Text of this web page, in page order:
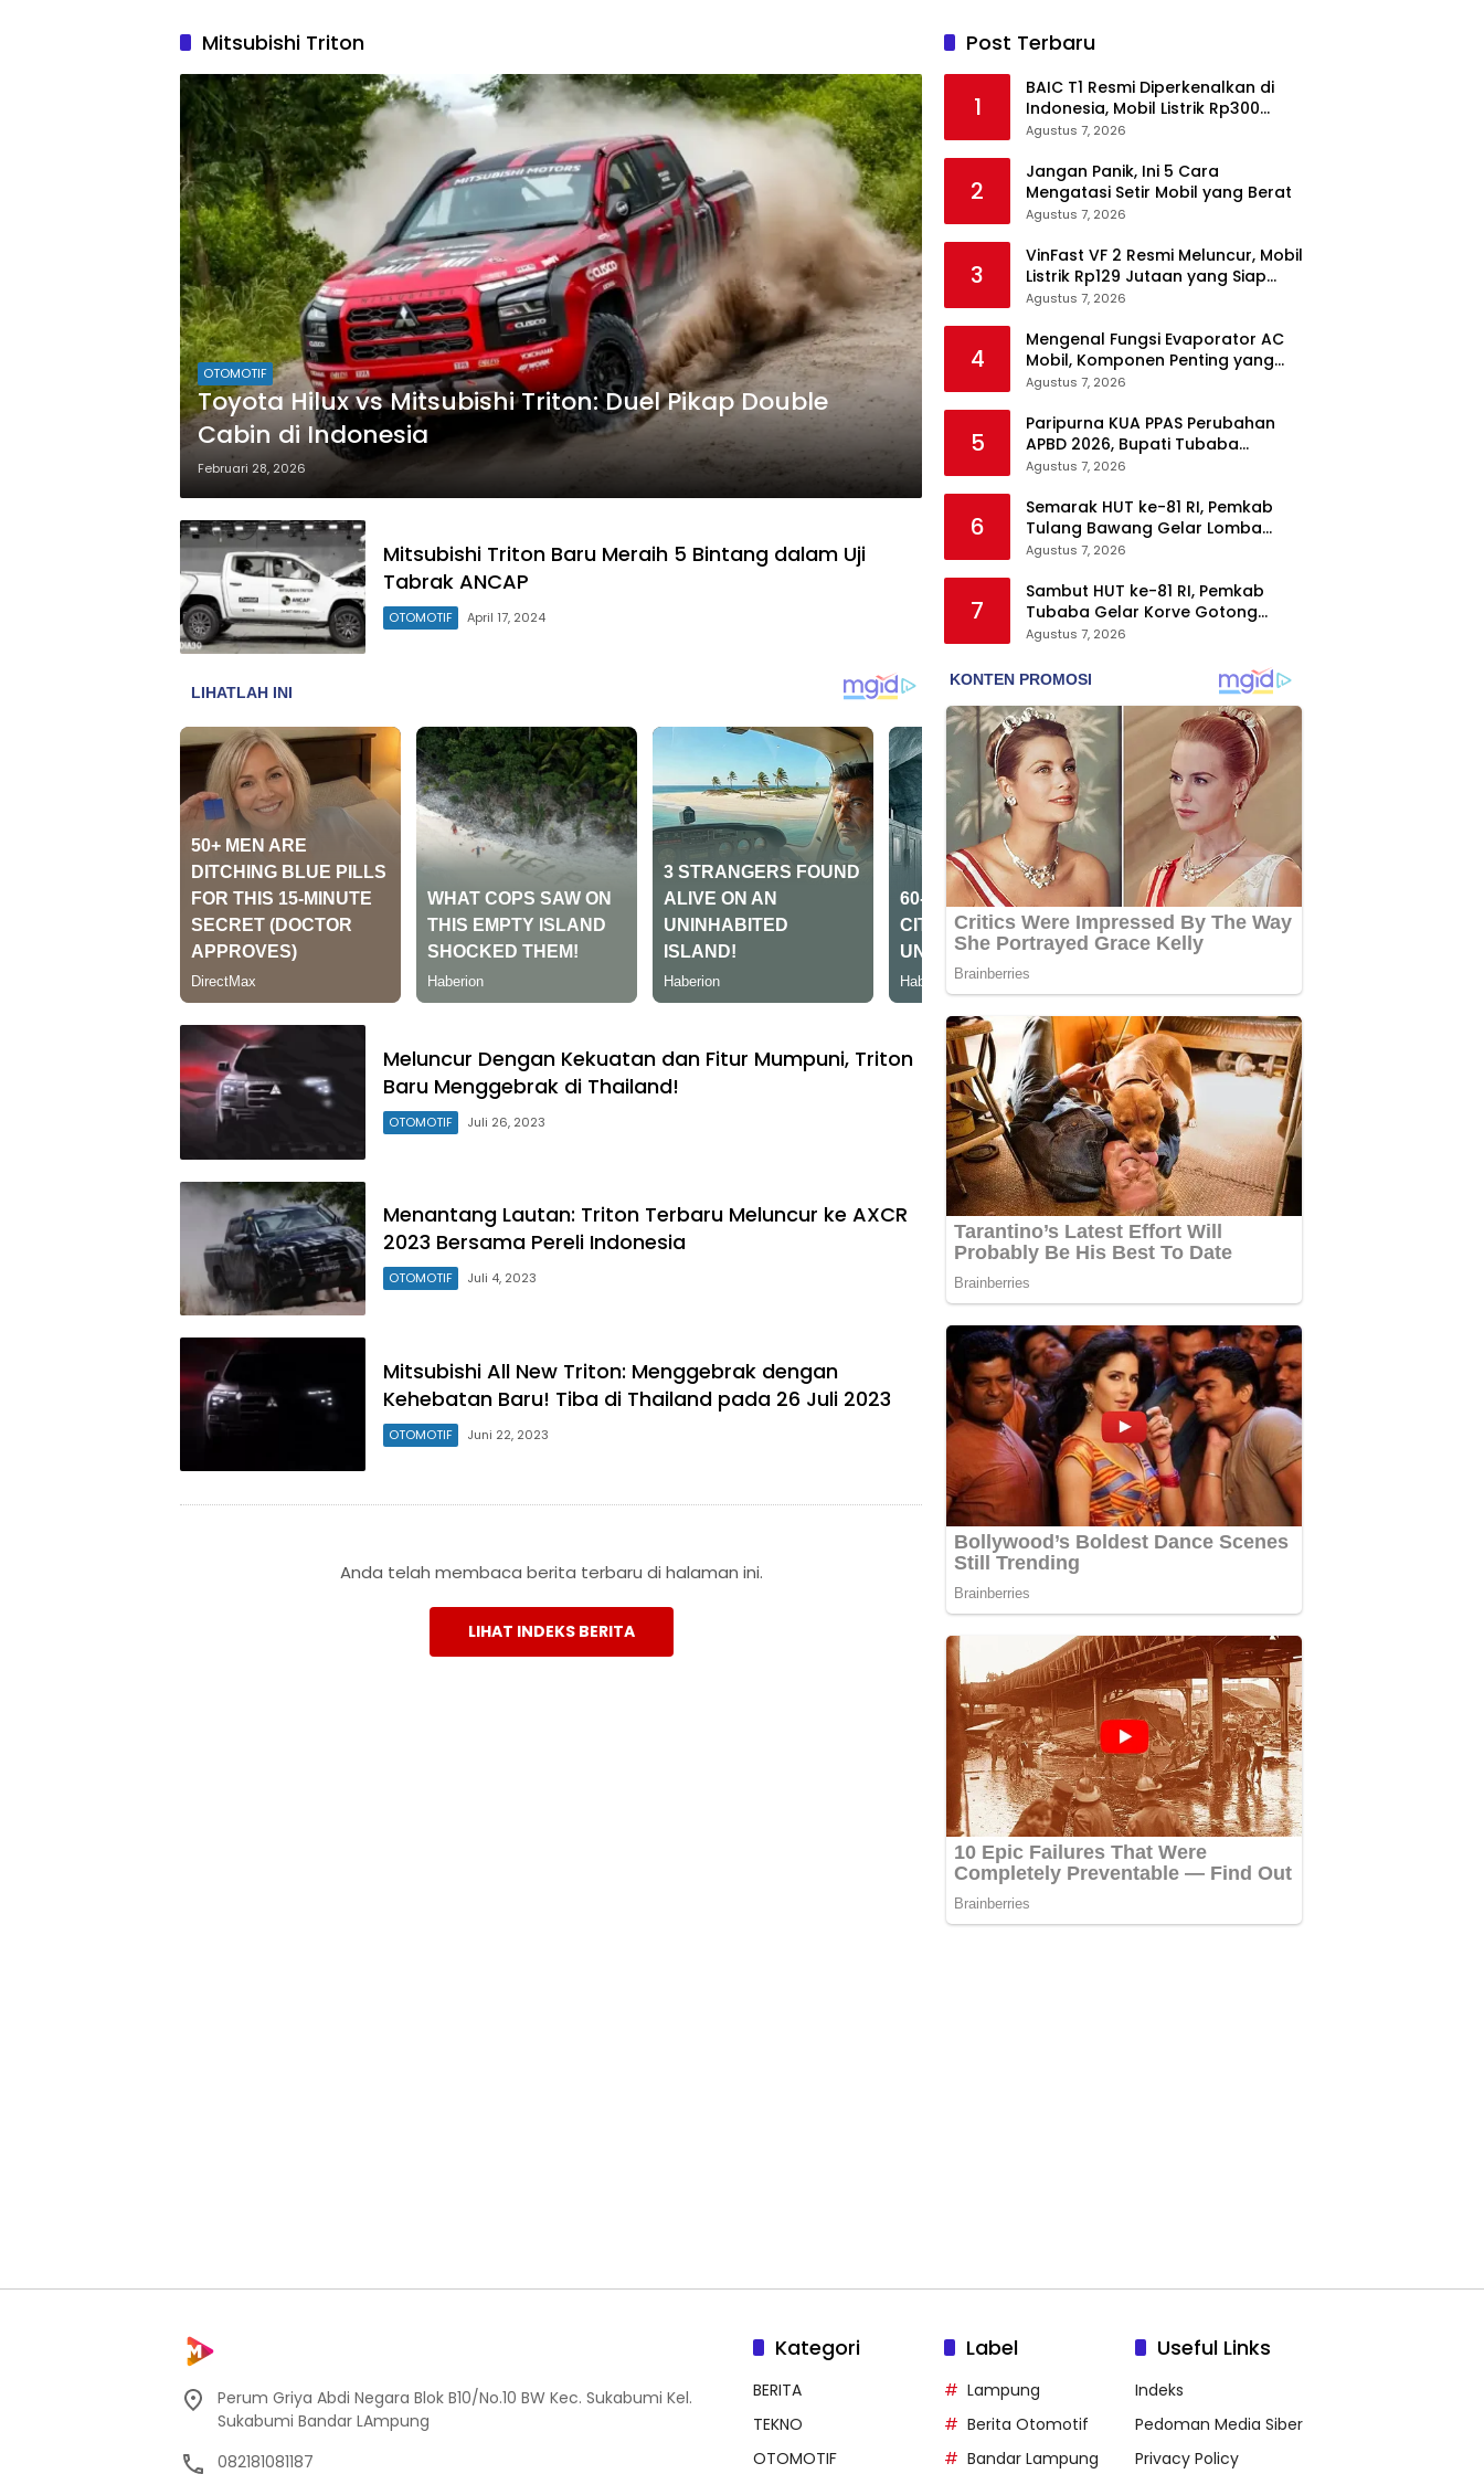
Mitsubishi Triton
OTOMOTIF
Toyota Hilux vs Mitsubishi Triton: Duel Pikap Double
Cabin di Indonesia
Februari 28, 2026
Mitsubishi Triton Baru Meraih 5 Bintang dalam Uji
Tabrak ANCAP
OTOMOTIF April 17, 2024
Meluncur Dengan Kekuatan dan Fitur Mumpuni, Triton
Baru Menggebrak di Thailand!
OTOMOTIF Juli 26, 2023
Menantang Lautan: Triton Terbaru Meluncur ke AXCR
2023 Bersama Pereli Indonesia
OTOMOTIF Juli 4, 2023
Mitsubishi All New Triton: Menggebrak dengan
Kehebatan Baru! Tiba di Thailand pada 26 Juli 2023
OTOMOTIF Juni 22, 2023
Anda telah membaca berita terbaru di halaman ini.
LIHAT INDEKS BERITA
Post Terbaru
1
BAIC T1 Resmi Diperkenalkan di
Indonesia, Mobil Listrik Rp300
Jutaan Siap Ramaikan Pasar EV
Agustus 7, 2026
2
Jangan Panik, Ini 5 Cara
Mengatasi Setir Mobil yang Berat
Agustus 7, 2026
3
VinFast VF 2 Resmi Meluncur, Mobil
Listrik Rp129 Jutaan yang Siap
Jadi Alternatif Pengganti Motor
Agustus 7, 2026
4
Mengenal Fungsi Evaporator AC
Mobil, Komponen Penting yang
Sering Terlupakan
Agustus 7, 2026
5
Paripurna KUA PPAS Perubahan
APBD 2026, Bupati Tubaba
Targetkan Pendapatan Daerah
Agustus 7, 2026
6
Semarak HUT ke-81 RI, Pemkab
Tulang Bawang Gelar Lomba
Senam Udang Manis
Agustus 7, 2026
7
Sambut HUT ke-81 RI, Pemkab
Tubaba Gelar Korve Gotong
Royong dan Bersih-Bersih
Agustus 7, 2026
Perum Griya Abdi Negara Blok B10/No.10 BW Kec. Sukabumi Kel.
Sukabumi Bandar LAmpung
082181081187
Kategori
BERITA
TEKNO
OTOMOTIF
Label
Lampung
Berita Otomotif
Bandar Lampung
Useful Links
Indeks
Pedoman Media Siber
Privacy Policy